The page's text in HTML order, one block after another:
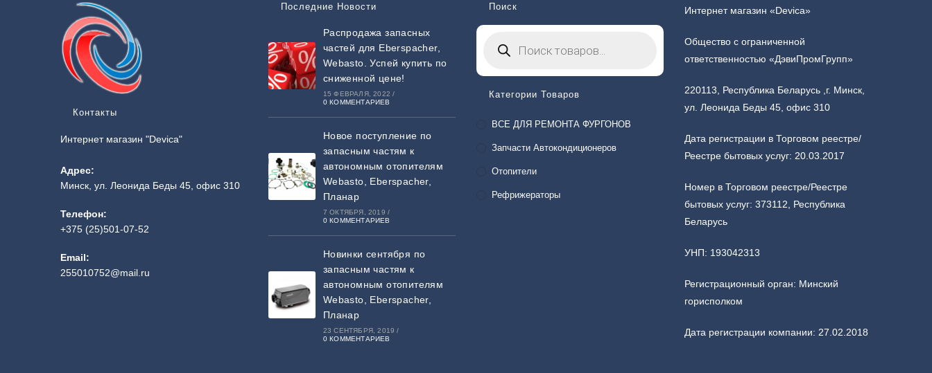
Контакты
Интернет магазин "Devica"
Адрес:
Минск, ул. Леонида Беды 45, офис 310
Телефон:
+375 (25)501-07-52
Email:
255010752@mail.ru
Последние Новости
Распродажа запасных
частей для Eberspacher,
Webasto. Успей купить по
сниженной цене!
15 ФЕВРАЛЯ, 2022 /
0 КОММЕНТАРИЕВ
Новое поступление по
запасным частям к
автономным отопителям
Webasto, Eberspacher,
Планар
7 ОКТЯБРЯ, 2019 /
0 КОММЕНТАРИЕВ
Новинки сентября по
запасным частям к
автономным отопителям
Webasto, Eberspacher,
Планар
23 СЕНТЯБРЯ, 2019 /
0 КОММЕНТАРИЕВ
Поиск
Категории Товаров
ВСЕ ДЛЯ РЕМОНТА ФУРГОНОВ
Запчасти Автокондиционеров
Отопители
Рефрижераторы
Интернет магазин «Devica»
Общество с ограниченной
ответственностью «ДэвиПромГрупп»
220113, Республика Беларусь ,г. Минск,
ул. Леонида Беды 45, офис 310
Дата регистрации в Торговом реестре/
Реестре бытовых услуг: 20.03.2017
Номер в Торговом реестре/Реестре
бытовых услуг: 373112, Республика
Беларусь
УНП: 193042313
Регистрационный орган: Минский
горисполком
Дата регистрации компании: 27.02.2018